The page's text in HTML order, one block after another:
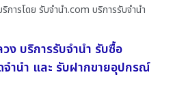
การโดย รับจํานํา.com บริการรับจำนำ
ง บริการรับจำนำ รับซื้อ
ำนำ และ รับฝากขายอุปกรณ์